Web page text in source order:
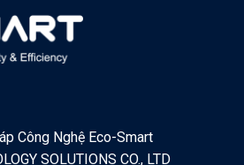
Công Nghệ Eco-Smart
SOLUTIONS CO., LTD